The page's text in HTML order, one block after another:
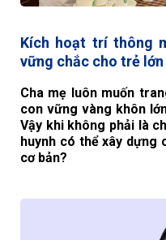
Kích hoạt trí thông
vững chắc cho trẻ
Cha mẹ luôn muốn
con vững vàng khôn
Vậy khi không phải là
huynh có thể xây
cơ bản?